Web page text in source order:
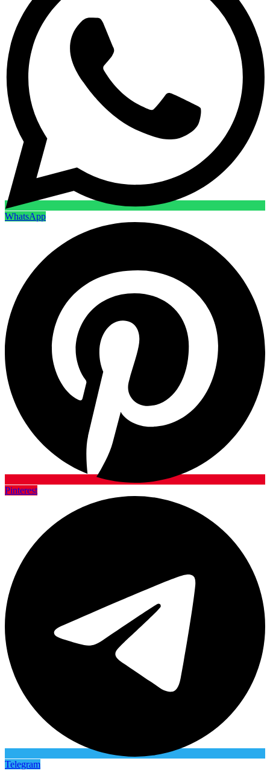
WhatsApp
Pinterest
Telegram